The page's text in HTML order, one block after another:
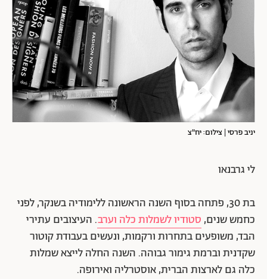
יניב פרסי | צילום: יח"צ
לי גרבנאו
בת 30, פתחה בסוף השנה הראשונה ללימודיה בשנקר, לפני
כחמש שנים,סטודיו לשמלות כלה וערב. העיצובים עתירי
הבד, משופעים בתחרות ורקמות, ונעשים בעבודת קוטור
שקדנית וברמת גימור גבוהה. השנה החלה לייצא שמלות
כלה גם לארצות הברית, אוסטרליה ואירופה.